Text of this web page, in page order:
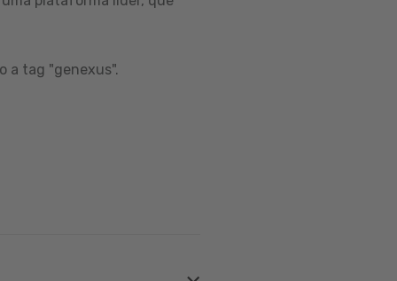
a tag "genexus".